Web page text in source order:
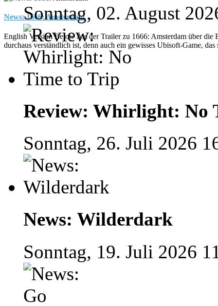
News: 1666: Amsterdam
English Version Below Als der Trailer zu 1666: Amsterdam über die
durchaus verständlich ist, denn auch ein gewisses Ubisoft-Game,
Sonntag, 02. August
Review: Whirlight: No
Sonntag, 26. Juli 2026
News: Wilderdark
Sonntag, 19. Juli 2026